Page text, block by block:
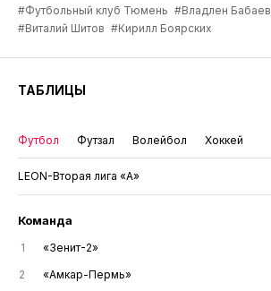
#Футбольный клуб Тюмень #Владлен Бабаев
#Виталий Шитов #Кирилл Боярских
ТАБЛИЦЫ
Футбол Футзал Волейбол Хоккей
LEON-Вторая лига «А»
Команда
1 «Зенит-2»
2
«Амкар-Пермь»